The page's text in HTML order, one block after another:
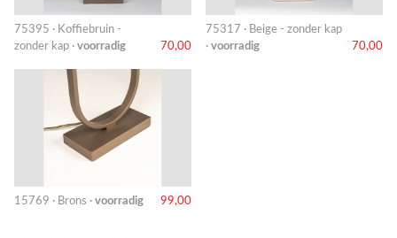
75395 · Koffiebruin -
zonder kap · voorradig 70,00
75317 · Beige - zonder kap
· voorradig 70,00
15769 · Brons · voorradig 99,00